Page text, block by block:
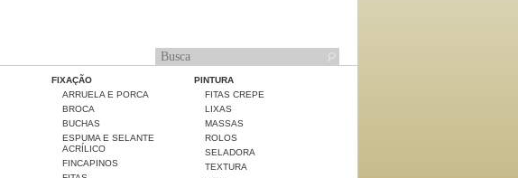
FIXAÇÃO
ARRUELA E PORCA
BROCA
BUCHAS
ESPUMA E SELANTE
ACRÍLICO
FINCAPINOS
PINTURA
FITAS CREPE
LIXAS
MASSAS
ROLOS
SELADORA
TEXTURA